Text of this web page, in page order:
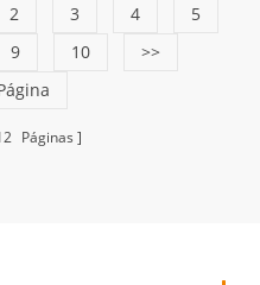
2 3 4
5
9 10
>>
Páginas